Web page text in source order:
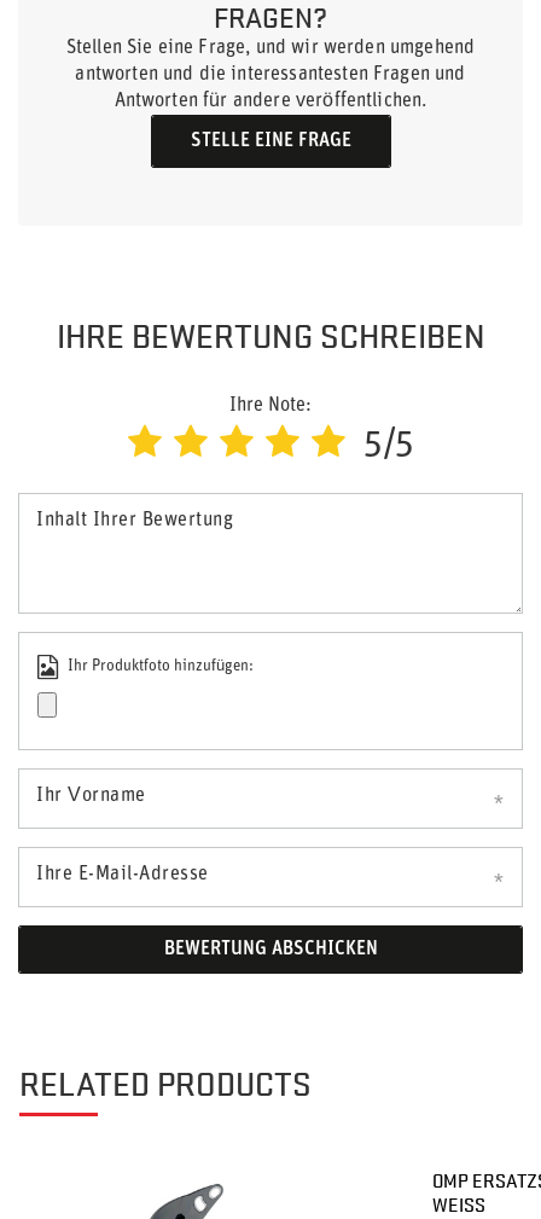
FRAGEN?
Stellen Sie eine Frage, und wir werden umgehend
antworten und die interessantesten Fragen und
Antworten für andere veröffentlichen.
STELLE EINE FRAGE
IHRE BEWERTUNG SCHREIBEN
Ihre Note:
5/5
Inhalt Ihrer Bewertung
Ihr Produktfoto hinzufügen:
Ihr Vorname
Ihre E-Mail-Adresse
BEWERTUNG ABSCHICKEN
RELATED PRODUCTS
OMP
WEISS